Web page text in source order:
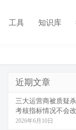
工具 知识库
近期文章
三大运营商被质疑
考核指标情况不会改
2026年6月10日